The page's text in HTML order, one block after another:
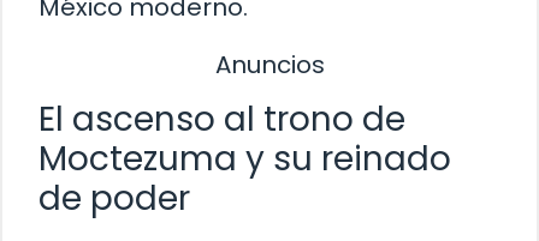
México moderno.
Anuncios
El ascenso al trono de
Moctezuma y su reinado
de poder